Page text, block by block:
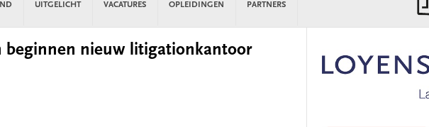
UITGELICHT VACATURES OPLEIDINGEN PARTNERS
beginnen nieuw litigationkantoor
Sidebar